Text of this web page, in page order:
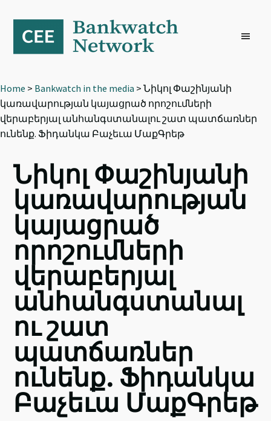
primary
navigation
content
footer
Home > Bankwatch in the media > Նիկոլ Փաշինյանի
կառավարության կայացրած որոշումների
վերաբերյալ անհանգստանալու շատ պատճառներ
ունենք. Ֆիդանկա Բաչեւա ՄաքԳրեթ
Նիկոլ Փաշինյանի
կառավարության
կայացրած
որոշումների
վերաբերյալ
անհանգստանալ
ու շատ
պատճառներ
ունենք. Ֆիդանկա
Բաչեւա ՄաքԳրեթ